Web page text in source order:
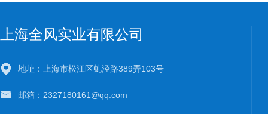
上海全风实业有限公司
地址：上海市松江区虬泾路389弄103号
邮箱：2327180161@qq.com